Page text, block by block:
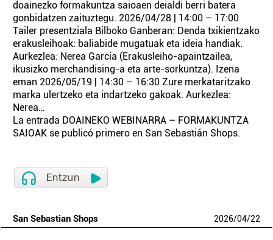
doainezko formakuntza saioaen deialdi berri batera
gonbidatzen zaituztegu. 2026/04/28 | 14:00 – 17:00
Tailer presentziala Bilboko Ganberan: Denda txikientzako
erakusleihoak: baliabide mugatuak eta ideia handiak.
Aurkezlea: Nerea García (Erakusleiho-apaintzailea,
ikusizko merchandising-a eta arte-sorkuntza). Izena
eman 2026/05/19 | 14:30 – 16:30 Zure merkataritzako
marka ulertzeko eta indartzeko gakoak. Aurkezlea:
Nerea…
La entrada DOAINEKO WEBINARRA – FORMAKUNTZA
SAIOAK se publicó primero en San Sebastián Shops.
San Sebastian Shops 2026/04/22